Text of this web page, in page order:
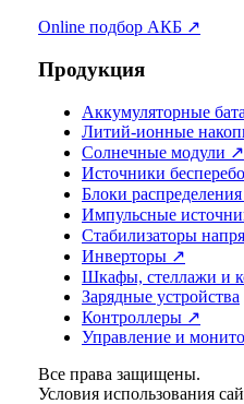
Online подбор АКБ ↗
Продукция
Аккумуляторные
Литий-ионные
Солнечные модули ↗
Источники
Блоки
Импульсные
Стабилизаторы
Инверторы ↗
Шкафы, стеллажи и
Зарядные устройства
Контроллеры ↗
Управление и
Все права защищены.
Условия использования